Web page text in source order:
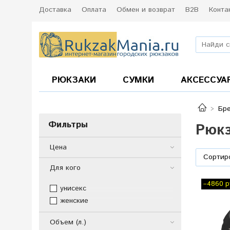
Доставка Оплата Обмен и возврат B2B
РЮКЗАКИ СУМКИ
–4860
Фильтры
Цена
Для кого
унисекс
женские
Объем (л.)